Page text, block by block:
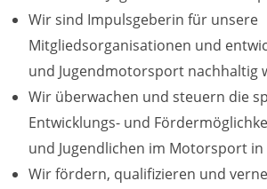
Wir sind Impulsgeberin für unsere
Mitgliedsorganisationen und
und Jugendmotorsport nachhaltig
Wir überwachen und steuern die
Entwicklungs- und
und Jugendlichen im Motorsport
Wir fördern, qualifizieren und
Um Inhalte von Videoplattformen und
Diensten anzeigen zu können, werden
Cookies gesetzt. Die Einbindung
aktiviert werden.
YouTube
Anbieter:
Google LLC